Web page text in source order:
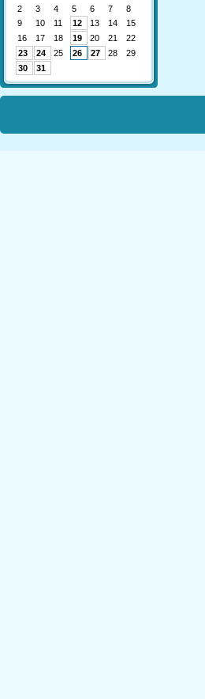
2
3 4 5 6 7
8
9
10 11 12 13 14
15
16
17 18 19 20 21
22
23
24 25 26 27 28
29
30
31